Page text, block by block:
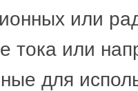
или
тока или
для